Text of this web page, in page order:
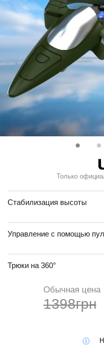
Только
Стабилизация высоты
Управление с помощью
Трюки на 360°
Обычная цена
1398грн